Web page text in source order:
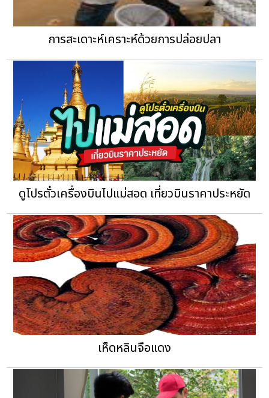
การสะเดาะห์เคราะห์ด้วยการปล่อยปลา
ดูโปรตั๋วเครื่องบินไปแม่สอด เที่ยวบินราคาประหยัด
เห็ดหลินจือแดง